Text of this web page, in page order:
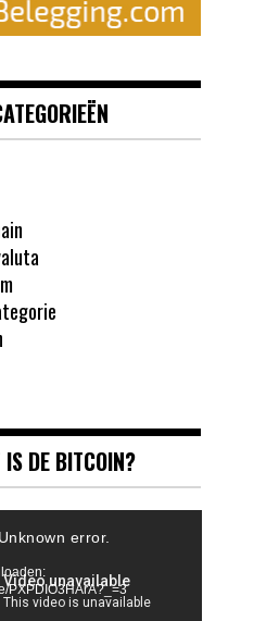
IS DE BITCOIN?
error.
PXPDIO3HArA?_=3